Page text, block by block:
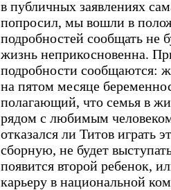
в публичных заявлениях
попросил, мы вошли в
подробностей сообщать не
жизнь неприкосновенна.
подробности сообщаются:
на пятом месяце
полагающий, что семья в
рядом с любимым
отказался ли Титов играть
сборную, не будет
появится второй ребенок,
карьеру в национальной